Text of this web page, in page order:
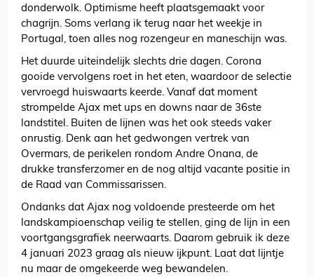
donderwolk. Optimisme heeft plaatsgemaakt voor
chagrijn. Soms verlang ik terug naar het weekje in
Portugal, toen alles nog rozengeur en maneschijn was.
Het duurde uiteindelijk slechts drie dagen. Corona
gooide vervolgens roet in het eten, waardoor de selectie
vervroegd huiswaarts keerde. Vanaf dat moment
strompelde Ajax met ups en downs naar de 36ste
landstitel. Buiten de lijnen was het ook steeds vaker
onrustig. Denk aan het gedwongen vertrek van
Overmars, de perikelen rondom Andre Onana, de
drukke transferzomer en de nog altijd vacante positie in
de Raad van Commissarissen.
Ondanks dat Ajax nog voldoende presteerde om het
landskampioenschap veilig te stellen, ging de lijn in een
voortgangsgrafiek neerwaarts. Daarom gebruik ik deze
4 januari 2023 graag als nieuw ijkpunt. Laat dat lijntje
nu maar de omgekeerde weg bewandelen.